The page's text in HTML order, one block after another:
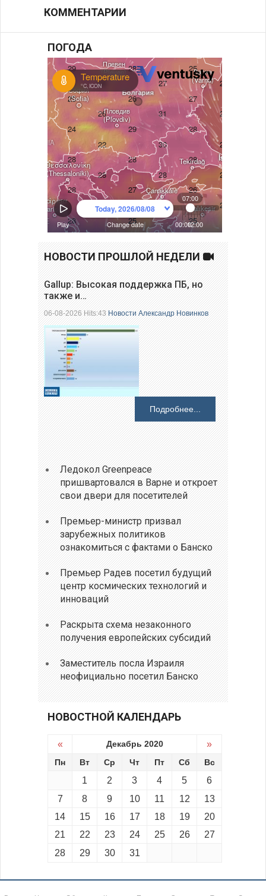
КОММЕНТАРИИ
ПОГОДА
НОВОСТИ ПРОШЛОЙ НЕДЕЛИ
Gallup: Высокая поддержка ПБ, но
также и…
06-08-2026 Hits:43Новости Александр Новинков
Подробнее...
Ледокол Greenpeace
пришвартовался в Варне и откроет
свои двери для посетителей
Премьер-министр призвал
зарубежных политиков
ознакомиться с фактами о Банско
Премьер Радев посетил будущий
центр космических технологий и
инноваций
Раскрыта схема незаконного
получения европейских субсидий
Заместитель посла Израиля
неофициально посетил Банско
НОВОСТНОЙ КАЛЕНДАРЬ
« Декабрь 2020 »
Пн Вт Ср Чт Пт Сб Вс
1 2 3 4 5
6
7
8 9 10 11 12
13
14
15 16 17 18 19
20
21
22 23 24 25 26
27
28
29 30 31